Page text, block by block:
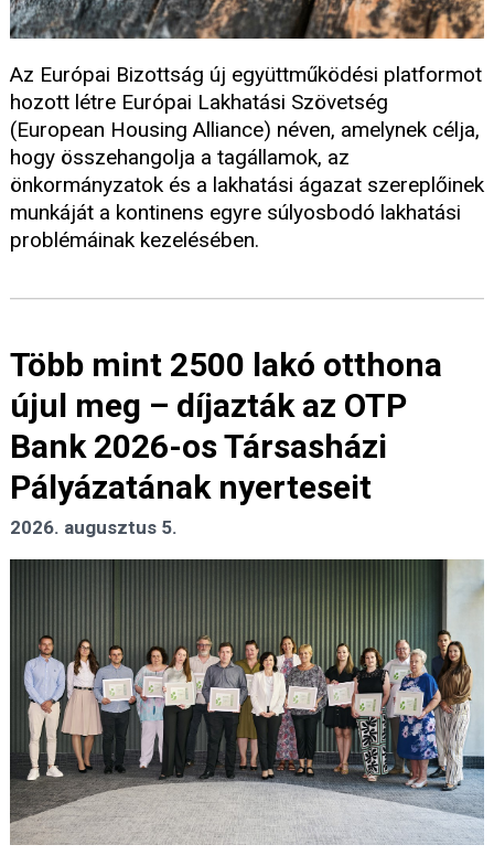
Az Európai Bizottság új együttműködési platformot
hozott létre Európai Lakhatási Szövetség
(European Housing Alliance) néven, amelynek célja,
hogy összehangolja a tagállamok, az
önkormányzatok és a lakhatási ágazat szereplőinek
munkáját a kontinens egyre súlyosbodó lakhatási
problémáinak kezelésében.
Több mint 2500 lakó otthona
újul meg – díjazták az OTP
Bank 2026-os Társasházi
Pályázatának nyerteseit
2026. augusztus 5.